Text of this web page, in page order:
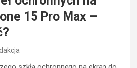
15 Pro Max –